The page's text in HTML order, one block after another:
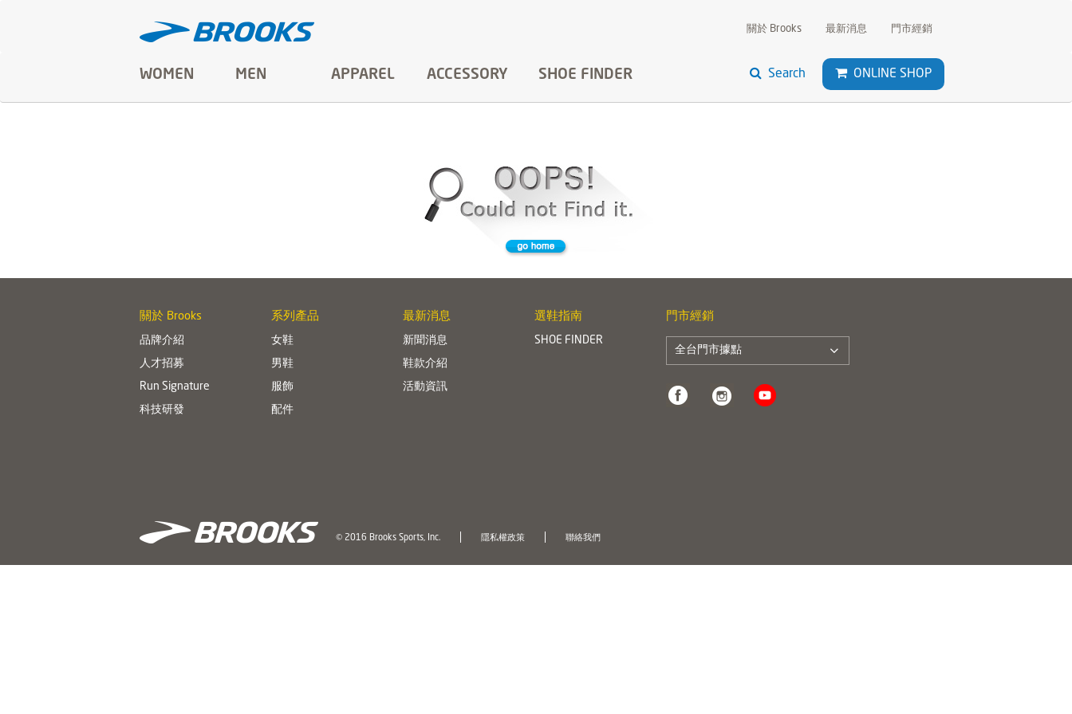
關於 Brooks 最新消息 門市經銷
WOMEN MEN APPAREL ACCESSORY SHOE FINDER Search ONLINE SHOP
關於 Brooks
品牌介紹
人才招募
Run Signature
科技研發
系列產品
女鞋
男鞋
服飾
配件
最新消息
新聞消息
鞋款介紹
活動資訊
選鞋指南
SHOE FINDER
門市經銷
全台門市據點
© 2016 Brooks Sports, Inc. 隱私權政策 聯絡我們